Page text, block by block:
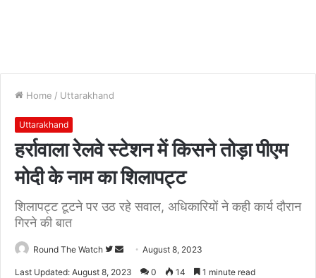
Home / Uttarakhand
Uttarakhand
हर्रावाला रेलवे स्टेशन में किसने तोड़ा पीएम
मोदी के नाम का शिलापट्ट
शिलापट्ट टूटने पर उठ रहे सवाल, अधिकारियों ने कही कार्य दौरान
गिरने की बात
Round The Watch
Follow
SendAugust 8, 2023
Last Updated: August 8, 2023 0 14 1 minute read